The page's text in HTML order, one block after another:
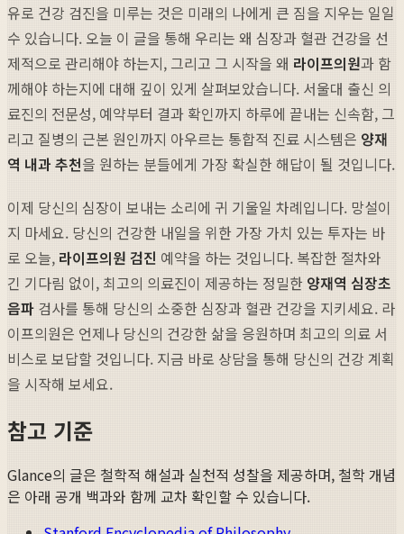
유로 건강 검진을 미루는 것은 미래의 나에게 큰 짐을 지우는 일일
수 있습니다. 오늘 이 글을 통해 우리는 왜 심장과 혈관 건강을 선
제적으로 관리해야 하는지, 그리고 그 시작을 왜 라이프의원과 함
께해야 하는지에 대해 깊이 있게 살펴보았습니다. 서울대 출신 의
료진의 전문성, 예약부터 결과 확인까지 하루에 끝내는 신속함, 그
리고 질병의 근본 원인까지 아우르는 통합적 진료 시스템은 양재
역 내과 추천을 원하는 분들에게 가장 확실한 해답이 될 것입니다.
이제 당신의 심장이 보내는 소리에 귀 기울일 차례입니다. 망설이
지 마세요. 당신의 건강한 내일을 위한 가장 가치 있는 투자는 바
로 오늘, 라이프의원 검진 예약을 하는 것입니다. 복잡한 절차와
긴 기다림 없이, 최고의 의료진이 제공하는 정밀한 양재역 심장초
음파 검사를 통해 당신의 소중한 심장과 혈관 건강을 지키세요. 라
이프의원은 언제나 당신의 건강한 삶을 응원하며 최고의 의료 서
비스로 보답할 것입니다. 지금 바로 상담을 통해 당신의 건강 계획
을 시작해 보세요.
참고 기준
Glance의 글은 철학적 해설과 실천적 성찰을 제공하며, 철학 개념
은 아래 공개 백과와 함께 교차 확인할 수 있습니다.